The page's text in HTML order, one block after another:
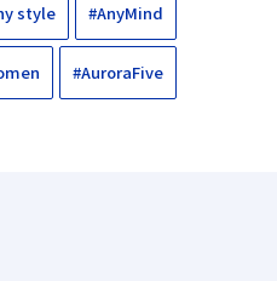
style #AnyMind
#AuroraFive